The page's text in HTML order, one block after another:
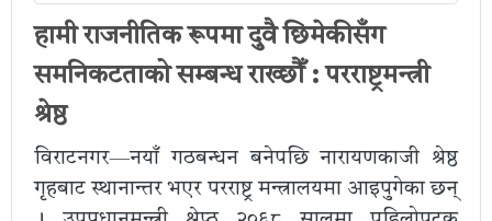
हामी राजनीतिक रूपमा दुवै छिमेकीसँग
समनिकटताको सम्बन्ध राख्छौँ : परराष्ट्रमन्त्री
श्रेष्ठ
विराटनगर—नयाँ गठबन्धन बनेपछि नारायणकाजी श्रेष्ठ
गृहबाट स्थानान्तर भएर परराष्ट्र मन्त्रालयमा आइपुगेका छन्